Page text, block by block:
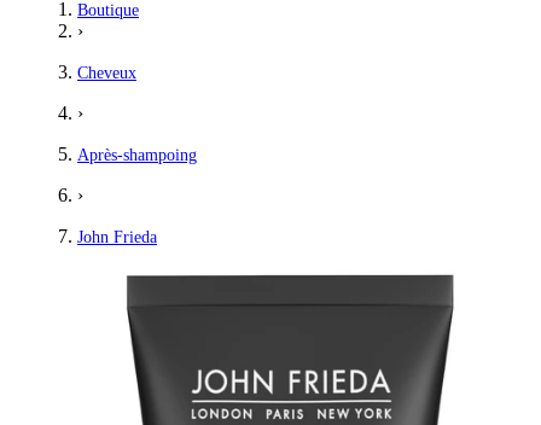
Boutique
›
Cheveux
›
Après-shampoing
›
John Frieda